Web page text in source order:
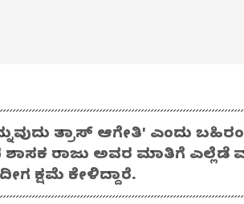
ತ್ರಾಸ್ ಆಗೇತಿ' ಎಂದು
ಶಾಸಕ ರಾಜು ಅವರ ಮಾತಿಗೆ ಎಲ್ಲೆಡೆ
ಕ್ಷಮೆ ಕೇಳಿದ್ದಾರೆ.